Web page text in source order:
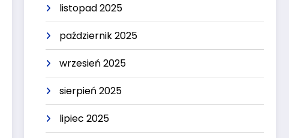
listopad 2025
październik 2025
wrzesień 2025
sierpień 2025
lipiec 2025